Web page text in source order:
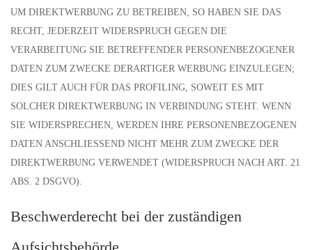
UM DIREKTWERBUNG ZU BETREIBEN, SO HABEN SIE DAS
RECHT, JEDERZEIT WIDERSPRUCH GEGEN DIE
VERARBEITUNG SIE BETREFFENDER PERSONENBEZOGENER
DATEN ZUM ZWECKE DERARTIGER WERBUNG EINZULEGEN;
DIES GILT AUCH FÜR DAS PROFILING, SOWEIT ES MIT
SOLCHER DIREKTWERBUNG IN VERBINDUNG STEHT. WENN
SIE WIDERSPRECHEN, WERDEN IHRE PERSONENBEZOGENEN
DATEN ANSCHLIESSEND NICHT MEHR ZUM ZWECKE DER
DIREKTWERBUNG VERWENDET (WIDERSPRUCH NACH ART. 21
ABS. 2 DSGVO).
Beschwerde­recht bei der zuständigen